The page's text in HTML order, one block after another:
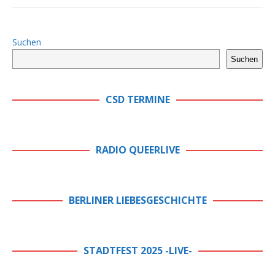
Suchen
Suchen
CSD TERMINE
RADIO QUEERLIVE
BERLINER LIEBESGESCHICHTE
STADTFEST 2025 -LIVE-